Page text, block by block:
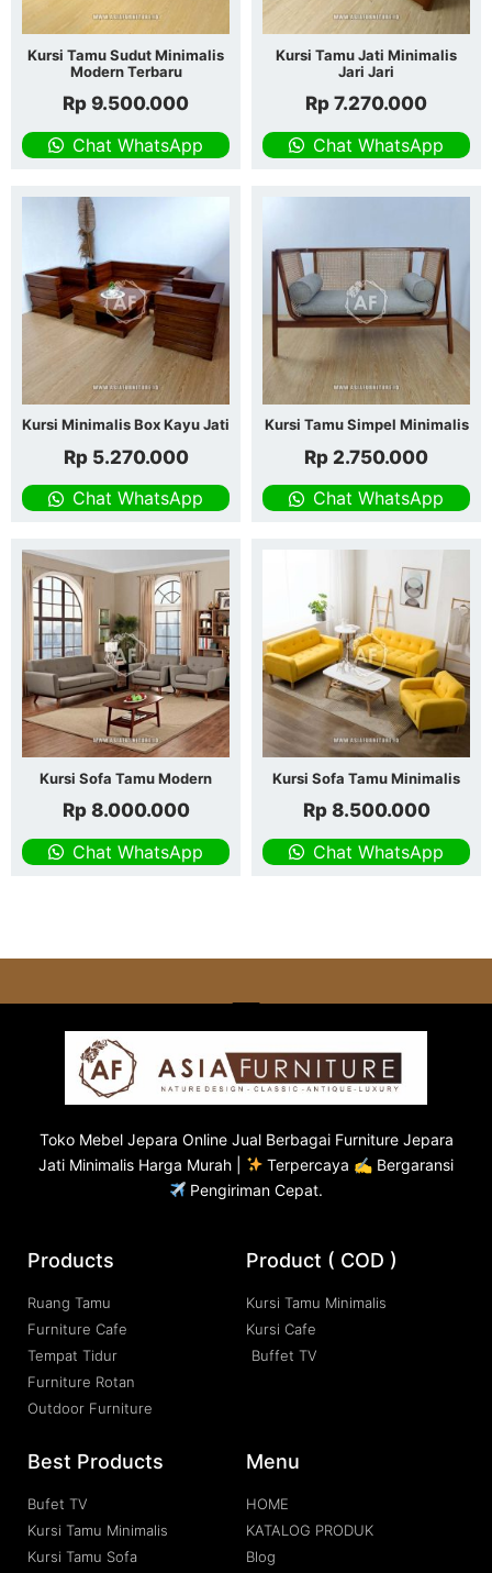
Kursi Tamu Sudut Minimalis
Modern Terbaru
Rp 9.500.000
Chat WhatsApp
Kursi Tamu Jati Minimalis
Jari Jari
Rp 7.270.000
Chat WhatsApp
Kursi Minimalis Box Kayu Jati
Rp5.270.000
Chat WhatsApp
Kursi Tamu Simpel Minimalis
Rp 2.750.000
Chat WhatsApp
Kursi Sofa Tamu Modern
Rp8.000.000
Chat WhatsApp
Kursi Sofa Tamu Minimalis
Rp8.500.000
Chat WhatsApp
Toko Mebel Jepara Online Jual Berbagai Furniture Jepara
Jati Minimalis Harga Murah |
Terpercaya ✍ Bergaransi
Pengiriman Cepat.
Products
Ruang Tamu
Furniture Cafe
Tempat Tidur
Furniture Rotan
Outdoor Furniture
Product ( COD )
Kursi Tamu Minimalis
Kursi Cafe
Buffet TV
Best Products
Bufet TV
Kursi Tamu Minimalis
Kursi Tamu Sofa
Menu
HOME
KATALOG PRODUK
Blog